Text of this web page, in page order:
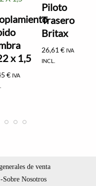
x 1,5
€ IVA
Piloto
Trasero
Britax
26,61€ IVA
INCL.
de venta
-Sobre Nosotros